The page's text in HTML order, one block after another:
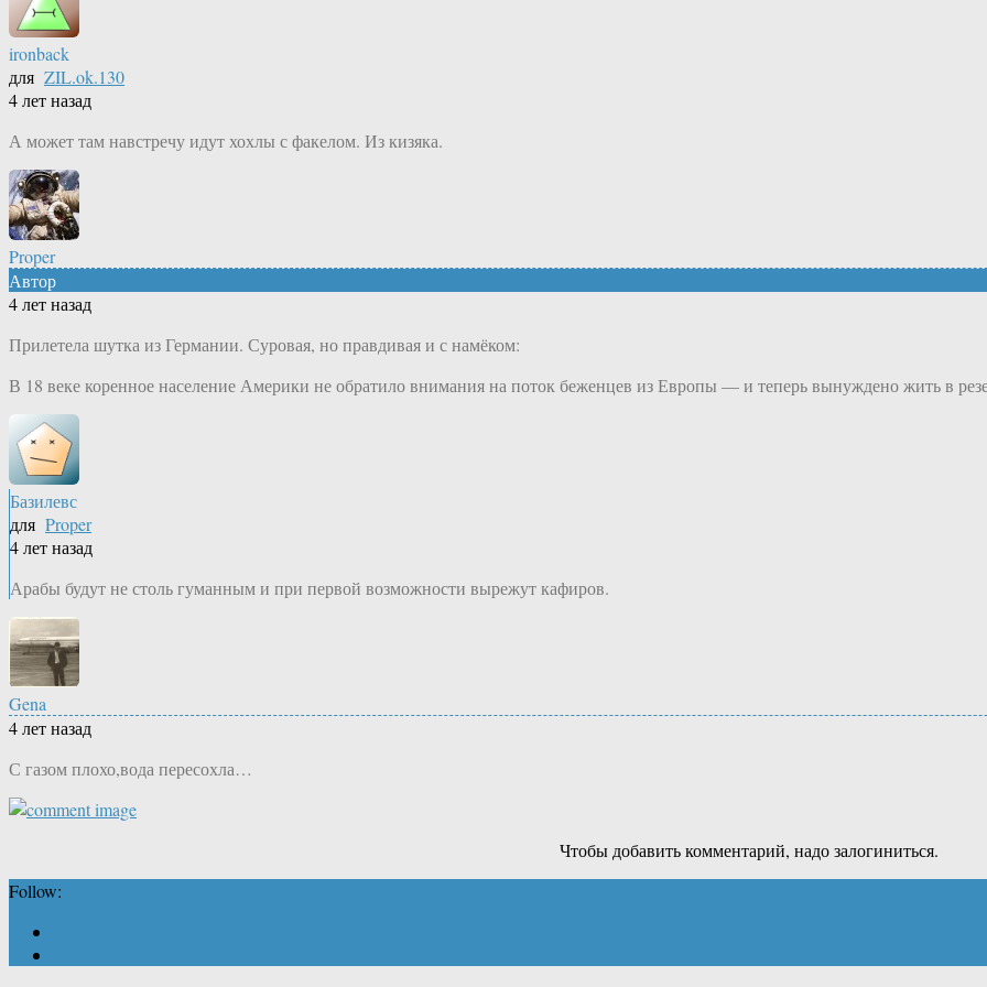
ironback
для ZIL.ok.130
4 лет назад
А может там навстречу идут хохлы с факелом. Из кизяка.
Proper
Автор
4 лет назад
Прилетела шутка из Германии. Суровая, но правдивая и с намёком:
В 18 веке коренное население Америки не обратило внимания на поток беженцев из Европы — и теперь вынуждено жить в
Базилевс
для Proper
4 лет назад
Арабы будут не столь гуманным и при первой возможности вырежут кафиров.
Gena
4 лет назад
С газом плохо,вода пересохла…
Чтобы добавить комментарий, надо залогиниться.
Follow: